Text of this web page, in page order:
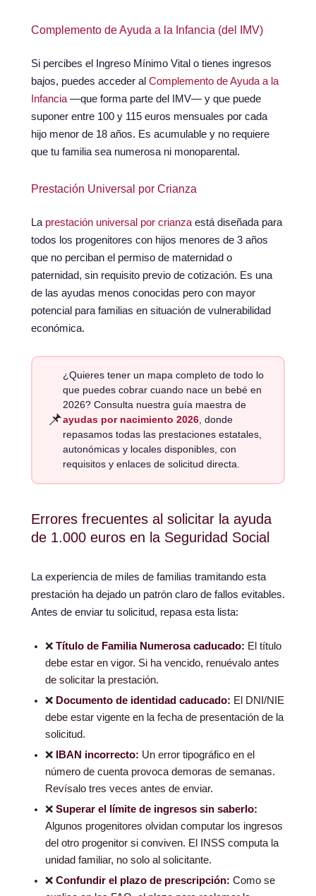
Complemento de Ayuda a la Infancia (del IMV)
Si percibes el Ingreso Mínimo Vital o tienes ingresos
bajos, puedes acceder al Complemento de Ayuda a la
Infancia —que forma parte del IMV— y que puede
suponer entre 100 y 115 euros mensuales por cada
hijo menor de 18 años. Es acumulable y no requiere
que tu familia sea numerosa ni monoparental.
Prestación Universal por Crianza
La prestación universal por crianza está diseñada para
todos los progenitores con hijos menores de 3 años
que no perciban el permiso de maternidad o
paternidad, sin requisito previo de cotización. Es una
de las ayudas menos conocidas pero con mayor
potencial para familias en situación de vulnerabilidad
económica.
📌
¿Quieres tener un mapa completo de todo lo
que puedes cobrar cuando nace un bebé en
2026? Consulta nuestra guía maestra de
ayudas por nacimiento 2026, donde
repasamos todas las prestaciones estatales,
autonómicas y locales disponibles, con
requisitos y enlaces de solicitud directa.
Errores frecuentes al solicitar la ayuda
de 1.000 euros en la Seguridad Social
La experiencia de miles de familias tramitando esta
prestación ha dejado un patrón claro de fallos evitables.
Antes de enviar tu solicitud, repasa esta lista:
❌ Título de Familia Numerosa caducado: El título
debe estar en vigor. Si ha vencido, renuévalo antes
de solicitar la prestación.
❌ Documento de identidad caducado: El DNI/NIE
debe estar vigente en la fecha de presentación de la
solicitud.
❌
IBAN incorrecto: Un error tipográfico en el
número de cuenta provoca demoras de semanas.
Revísalo tres veces antes de enviar.
❌ Superar el límite de ingresos sin saberlo:
Algunos progenitores olvidan computar los ingresos
del otro progenitor si conviven. El INSS computa la
unidad familiar, no solo al solicitante.
❌ Confundir el plazo de prescripción: Como se